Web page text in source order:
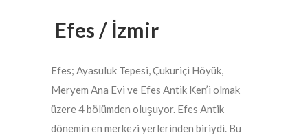
Efes / İzmir
Efes; Ayasuluk Tepesi, Çukuriçi Höyük,
Meryem Ana Evi ve Efes Antik Ken’i olmak
üzere 4 bölümden oluşuyor. Efes Antik
dönemin en merkezi yerlerinden biriydi. Bu